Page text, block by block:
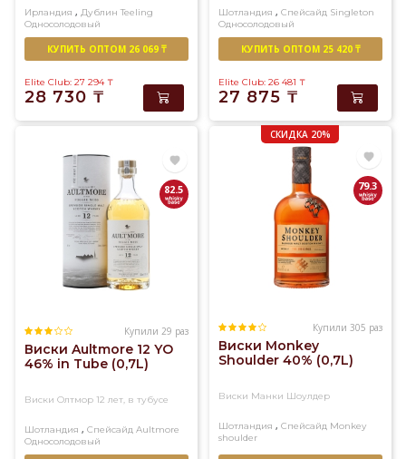
виски.
вы
найдете
огромный
ассортимент
купажированного
превосходного
Ирландия , Дублин Teeling
Односолодовый
КУПИТЬ ОПТОМ 26 069 ₸
Elite Club: 27 294 ₸
28 730 ₸
Шотландия , Спейсайд Singleton
Односолодовый
КУПИТЬ ОПТОМ 25 420 ₸
Elite Club: 26 481 ₸
27 875 ₸
82.5
Купили 29 раз
Виски Aultmore 12 YO
46% in Tube (0,7L)
Виски Олтмор 12 лет, в тубусе
Шотландия , Спейсайд Aultmore
Односолодовый
СКИДКА 20%
79.3
Купили 305 раз
Виски Monkey
Shoulder 40% (0,7L)
Виски Манки Шоулдер
Шотландия , Спейсайд Monkey
shoulder